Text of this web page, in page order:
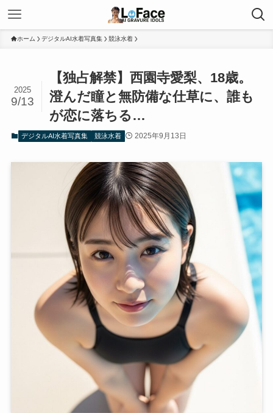
ホーム デジタルAI水着写真集 競泳水着
【独占解禁】西園寺愛梨、18歳。
澄んだ瞳と無防備な仕草に、誰も
が恋に落ちる…
2025
9/13
デジタルAI水着写真集 競泳水着 2025年9月13日